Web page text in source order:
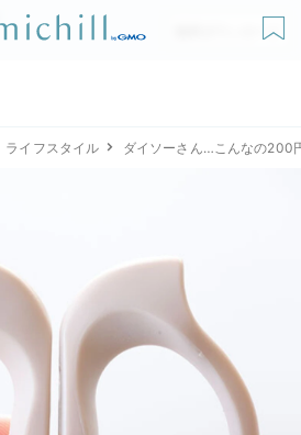
無料ダウンロード
ライフスタイル ダイソーさん…こんなの200